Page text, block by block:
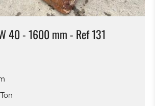
40 - 1600 mm - Ref 131